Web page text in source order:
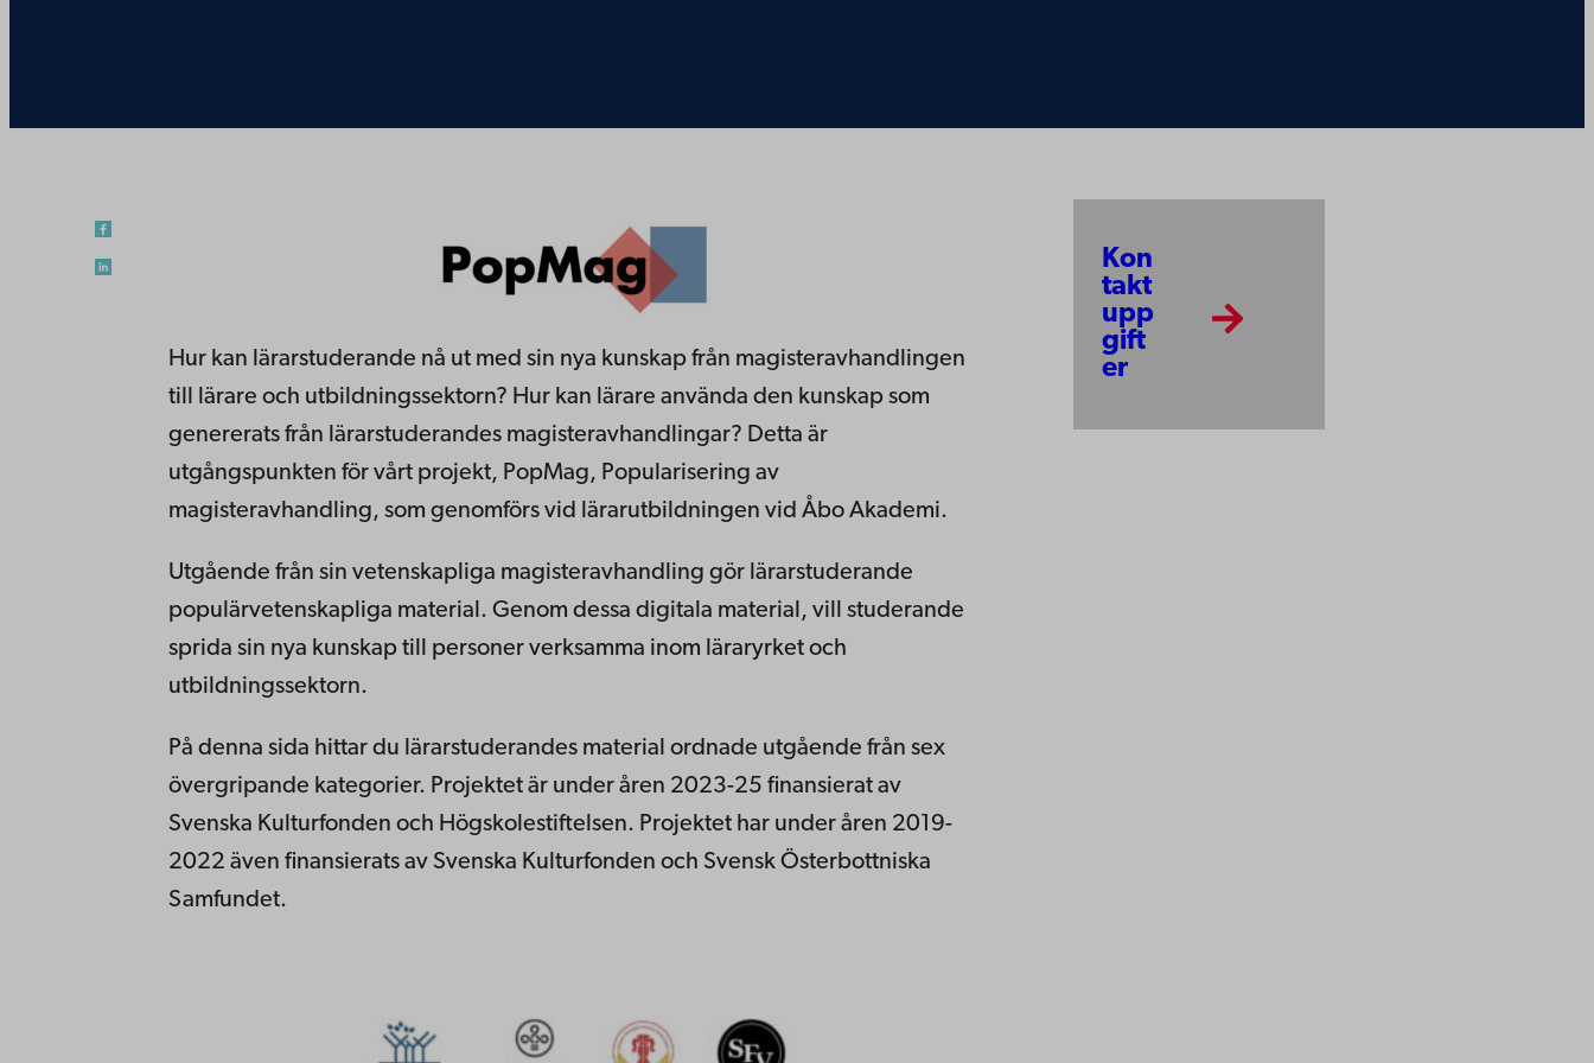
Hur kan lärarstuderande nå ut med sin nya kunskap från magisteravhandlingen
till lärare och utbildningssektorn? Hur kan lärare använda den kunskap som
genererats från lärarstuderandes magisteravhandlingar? Detta är
utgångspunkten för vårt projekt, PopMag, Popularisering av
magisteravhandling, som genomförs vid lärarutbildningen vid Åbo Akademi.
Utgående från sin vetenskapliga magisteravhandling gör lärarstuderande
populärvetenskapliga material. Genom dessa digitala material, vill studerande
sprida sin nya kunskap till personer verksamma inom läraryrket och
utbildningssektorn.
På denna sida hittar du lärarstuderandes material ordnade utgående från sex
övergripande kategorier. Projektet är under åren 2023-25 finansierat av
Svenska Kulturfonden och Högskolestiftelsen. Projektet har under åren 2019-
2022 även finansierats av Svenska Kulturfonden och Svensk Österbottniska
Samfundet.
Kon
takt
upp
gift
er